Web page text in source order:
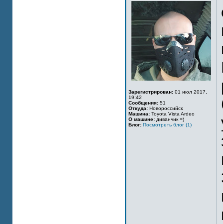
Зарегистрирован: 01 июл 2017,
19:42
Сообщения: 51
Откуда: Новороссийск
Машина: Toyota Vista Ardeo
О машине: диванчик =)
Блог: Посмотреть блог (1)